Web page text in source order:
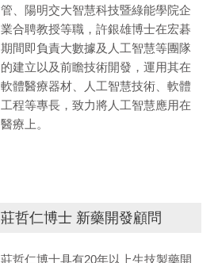
管、陽明交大智慧科技暨綠能學院企
業合聘教授等職，許銀雄博士在宏碁
期間即負責大數據及人工智慧等團隊
的建立以及前瞻技術開發，運用其在
軟體醫療器材、人工智慧技術、軟體
工程等專長，致力將人工智慧應用在
醫療上。
莊哲仁博士 新藥開發顧問
莊哲仁博士具有20年以上生技製藥開